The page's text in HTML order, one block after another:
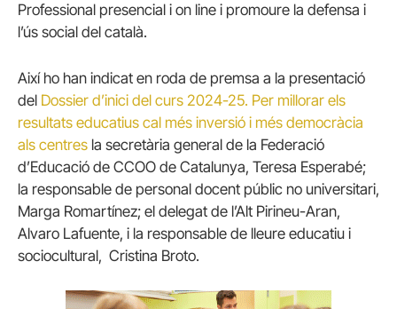
Professional presencial i on line i promoure la defensa i
l’ús social del català.
Així ho han indicat en roda de premsa a la presentació
del Dossier d’inici del curs 2024-25. Per millorar els
resultats educatius cal més inversió i més democràcia
als centres la secretària general de la Federació
d’Educació de CCOO de Catalunya, Teresa Esperabé;
la responsable de personal docent públic no universitari,
Marga Romartínez; el delegat de l’Alt Pirineu-Aran,
Alvaro Lafuente, i la responsable de lleure educatiu i
sociocultural, Cristina Broto.